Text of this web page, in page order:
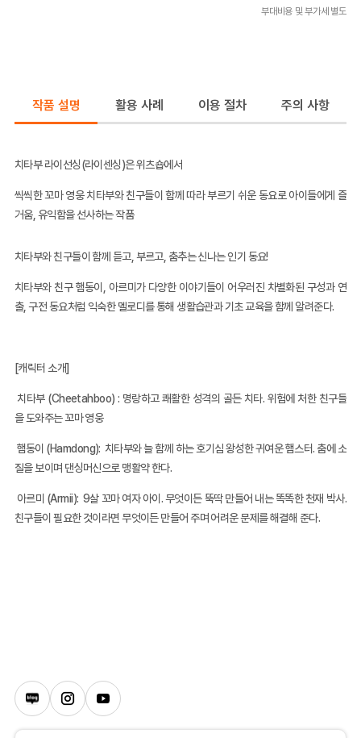
부대비용 및 부가세 별도
작품 설명 활용 사례 이용 절차 주의 사항
치타부 라이선싱(라이센싱)은 위츠숍에서
씩씩한 꼬마 영웅 치타부와 친구들이 함께 따라 부르기 쉬운 동요로 아이들에게 즐
거움, 유익함을 선사하는 작품
치타부와 친구들이 함께 듣고, 부르고, 춤추는 신나는 인기 동요!
치타부와 친구 햄동이, 아르미가 다양한 이야기들이 어우러진 차별화된 구성과 연
출,구전 동요처럼 익숙한 멜로디를 통해 생활습관과 기초 교육을 함께 알려준다.
[캐릭터 소개]
치타부 (Cheetahboo) : 명랑하고 쾌활한 성격의 골든 치타. 위험에 처한 친구들
을 도와주는 꼬마 영웅
햄동이 (Hamdong): 치타부와 늘 함께 하는 호기심 왕성한 귀여운 햄스터. 춤에 소
질을 보이며 댄싱머신으로 맹활약 한다.
아르미 (Armii): 9살 꼬마 여자 아이. 무엇이든 뚝딱 만들어 내는 똑똑한 천재 박사.
친구들이 필요한 것이라면 무엇이든 만들어 주며 어려운 문제를 해결해 준다.